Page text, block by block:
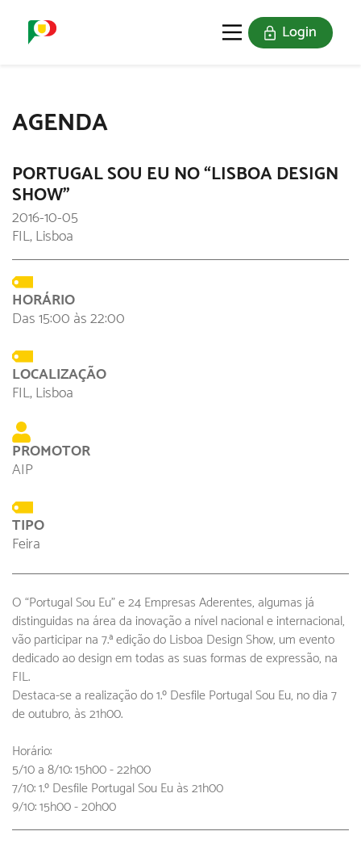
Login
AGENDA
PORTUGAL SOU EU NO “LISBOA DESIGN
SHOW”
2016-10-05
FIL, Lisboa
HORÁRIO
Das 15:00 às 22:00
LOCALIZAÇÃO
FIL, Lisboa
PROMOTOR
AIP
TIPO
Feira
O “Portugal Sou Eu” e 24 Empresas Aderentes, algumas já
distinguidas na área da inovação a nível nacional e internacional,
vão participar na 7.ª edição do Lisboa Design Show, um evento
dedicado ao design em todas as suas formas de expressão, na
FIL.
Destaca-se a realização do 1.º Desfile Portugal Sou Eu, no dia 7
de outubro, às 21h00.
Horário:
5/10 a 8/10: 15h00 - 22h00
7/10: 1.º Desfile Portugal Sou Eu às 21h00
9/10: 15h00 - 20h00